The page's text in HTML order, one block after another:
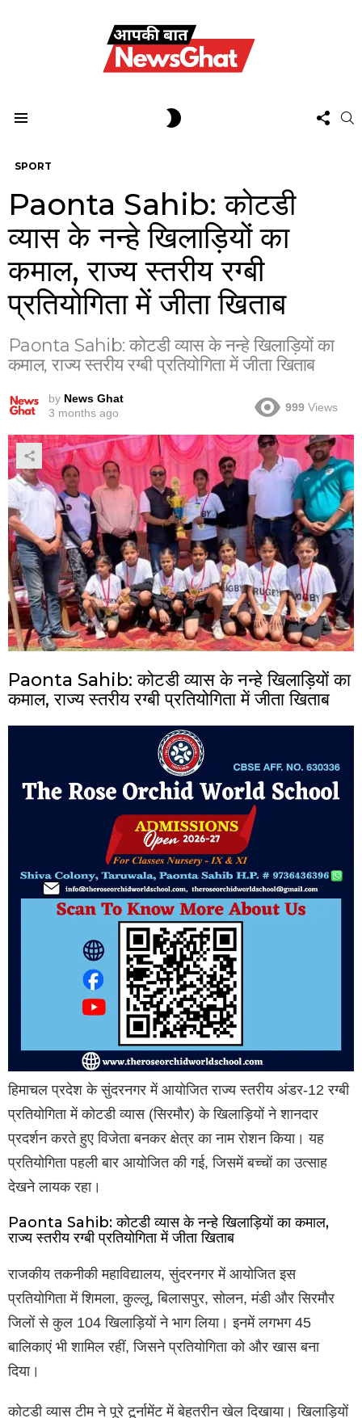
US
SPORT
Paonta Sahib: कोटडी
व्यास के नन्हे खिलाड़ियों का
कमाल, राज्य स्तरीय रग्बी
प्रतियोगिता में जीता खिताब
Paonta Sahib: कोटडी व्यास के नन्हे खिलाड़ियों का
कमाल, राज्य स्तरीय रग्बी प्रतियोगिता में जीता खिताब
by News Ghat
3 months ago
999 Views
Paonta Sahib: कोटडी व्यास के नन्हे खिलाड़ियों का
कमाल, राज्य स्तरीय रग्बी प्रतियोगिता में जीता खिताब
हिमाचल प्रदेश के सुंदरनगर में आयोजित राज्य स्तरीय अंडर-12 रग्बी
प्रतियोगिता में कोटडी व्यास (सिरमौर) के खिलाड़ियों ने शानदार
प्रदर्शन करते हुए विजेता बनकर क्षेत्र का नाम रोशन किया। यह
प्रतियोगिता पहली बार आयोजित की गई, जिसमें बच्चों का उत्साह
देखने लायक रहा।
Paonta Sahib: कोटडी व्यास के नन्हे खिलाड़ियों का कमाल,
राज्य स्तरीय रग्बी प्रतियोगिता में जीता खिताब
राजकीय तकनीकी महाविद्यालय, सुंदरनगर में आयोजित इस
प्रतियोगिता में शिमला, कुल्लू, बिलासपुर, सोलन, मंडी और सिरमौर
जिलों से कुल 104 खिलाड़ियों ने भाग लिया। इनमें लगभग 45
बालिकाएं भी शामिल रहीं, जिसने प्रतियोगिता को और खास बना
दिया।
कोटडी व्यास टीम ने पूरे टूर्नामेंट में बेहतरीन खेल दिखाया। खिलाड़ियों